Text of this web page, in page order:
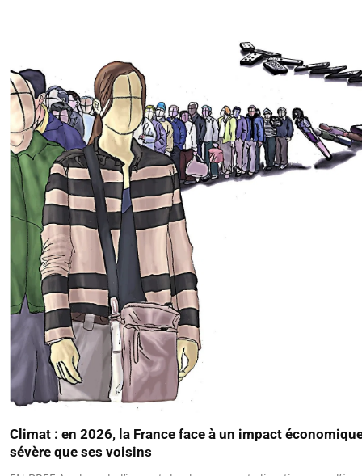
Climat : en 2026, la France face à un impact
sévère que ses voisins